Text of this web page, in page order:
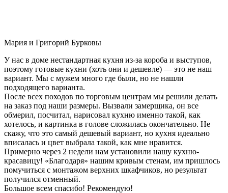
Мария и Григорий Бурковы
У нас в доме нестандартная кухня из-за короба и выступов,
поэтому готовые кухни (хоть они и дешевле) — это не наш
вариант. Мы с мужем много где были, но не нашли
подходящего варианта.
После всех походов по торговым центрам мы решили делать
на заказ под наши размеры. Вызвали замерщика, он все
обмерил, посчитал, нарисовал кухню именно такой, как
хотелось, и картинка в голове сложилась окончательно. Не
скажу, что это самый дешевый вариант, но кухня идеально
вписалась и цвет выбрала такой, как мне нравится.
Примерно через 2 недели нам установили нашу кухню-
красавицу! «Благодаря» нашим кривым стенам, им пришлось
помучиться с монтажом верхних шкафчиков, но результат
получился отменный.
Большое всем спасибо! Рекомендую!